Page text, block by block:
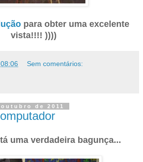
para obter uma excelente
vista!!!! ))))
08:06 Sem comentários:
de 2011
uma verdadeira bagunça...